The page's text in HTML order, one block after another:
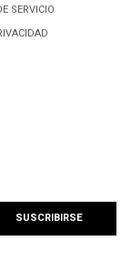
SERVICIO